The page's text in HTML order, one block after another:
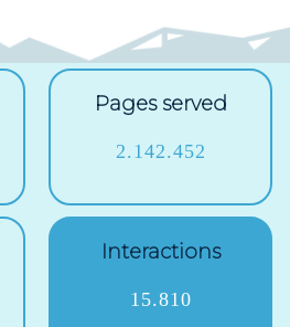
Pages served
2.142.452
Interactions
15.810